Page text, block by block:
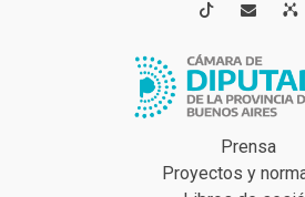
 
Prensa
Proyectos y